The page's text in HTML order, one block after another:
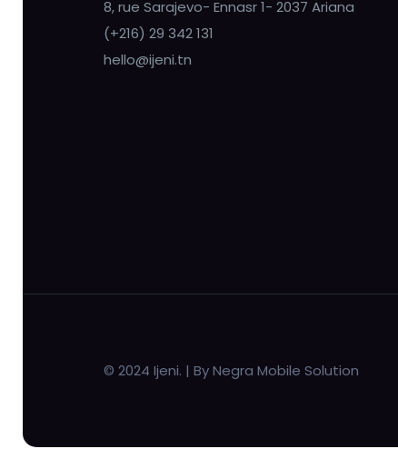
8, rue Sarajevo- Ennasr 1- 2037 Ariana
(+216) 29 342 131
hello@ijeni.tn
© 2024 Ijeni. | By Negra Mobile Solution